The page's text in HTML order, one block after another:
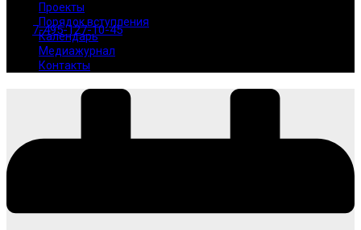
7-495-127-10-45
Проекты
Порядок вступления
Календарь
Медиажурнал
Контакты